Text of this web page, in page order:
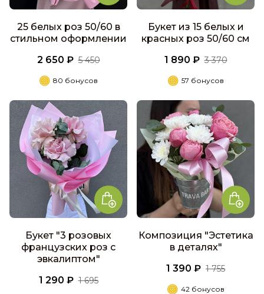
25 белых роз 50/60 в
стильном оформлении
2 650 ₽ 5 450
80 бонусов
Букет из 15 белых и
красных роз 50/60 см
1 890 ₽ 3 370
57 бонусов
Букет "3 розовых
французских роз с
эвкалиптом"
1 290 ₽ 1 695
Композиция "Эстетика
в деталях"
1 390 ₽ 1 755
42 бонусов